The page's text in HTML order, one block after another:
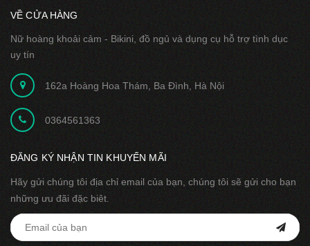
VỀ CỬA HÀNG
Nữ hoàng khoải cảm - Bikini, đồ ngủ và dụng cụ hỗ trợ tình dục
uy tín
162a Hoàng Hoa Thám, Ba Đình, Hà Nội
0364561363
ĐĂNG KÝ NHẬN TIN KHUYẾN MÃI
Hãy gửi chúng tôi địa chỉ email của bạn, chúng tôi sẽ gửi cho bạn
những ưu đãi đặc biêt.